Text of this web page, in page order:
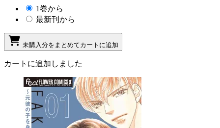
1巻から
最新刊から
未購入分をまとめてカートに追加
カートに追加しました